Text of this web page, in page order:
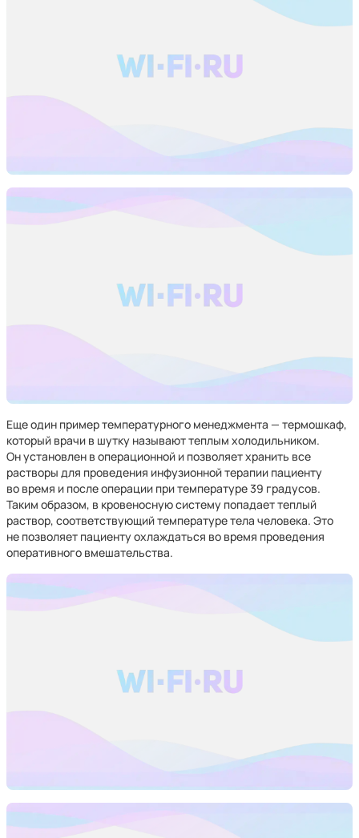
Еще один пример температурного менеджмента — термошкаф,
который врачи в шутку называют теплым холодильником.
Он установлен в операционной и позволяет хранить все
растворы для проведения инфузионной терапии пациенту
во время и после операции при температуре 39 градусов.
Таким образом, в кровеносную систему попадает теплый
раствор, соответствующий температуре тела человека. Это
не позволяет пациенту охлаждаться во время проведения
оперативного вмешательства.